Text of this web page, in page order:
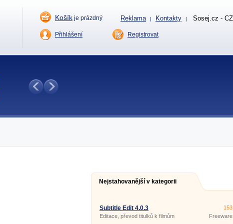
Nejstahovanější v kategorii
Subtitle Edit 4.0.3
Editace, převod titulků k filmům
153
Freeware
Košík je prázdný Reklama | Kontakty |
Přihlášení Registrovat